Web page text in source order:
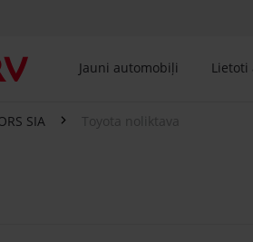
Jauni automobiļi Lietoti
SIA Toyota noliktava